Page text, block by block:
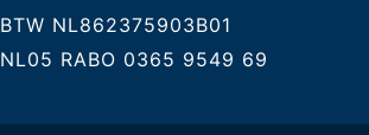
BTW NL862375903B01
NL05 RABO 0365 9549 69